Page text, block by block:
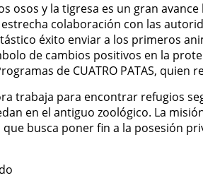
osos y la tigresa es un gran
estrecha colaboración con las
éxito enviar a los primeros
de cambios positivos en la
de CUATRO PATAS, quien
trabaja para encontrar refugios
en el antiguo zoológico. La
busca poner fin a la posesión